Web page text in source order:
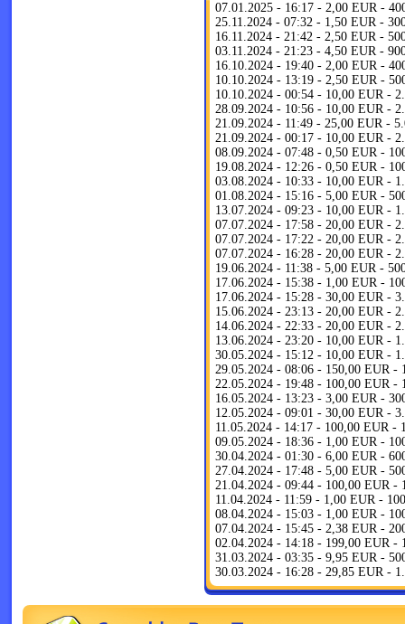
07.01.2025 - 16:17 - 2,00 EUR -
25.11.2024 - 07:32 - 1,50 EUR -
16.11.2024 - 21:42 - 2,50 EUR -
03.11.2024 - 21:23 - 4,50 EUR -
16.10.2024 - 19:40 - 2,00 EUR -
10.10.2024 - 13:19 - 2,50 EUR -
10.10.2024 - 00:54 - 10,00 EUR -
28.09.2024 - 10:56 - 10,00 EUR -
21.09.2024 - 11:49 - 25,00 EUR -
21.09.2024 - 00:17 - 10,00 EUR -
08.09.2024 - 07:48 - 0,50 EUR -
19.08.2024 - 12:26 - 0,50 EUR -
03.08.2024 - 10:33 - 10,00 EUR -
01.08.2024 - 15:16 - 5,00 EUR -
13.07.2024 - 09:23 - 10,00 EUR -
07.07.2024 - 17:58 - 20,00 EUR -
07.07.2024 - 17:22 - 20,00 EUR -
07.07.2024 - 16:28 - 20,00 EUR -
19.06.2024 - 11:38 - 5,00 EUR -
17.06.2024 - 15:38 - 1,00 EUR -
17.06.2024 - 15:28 - 30,00 EUR -
15.06.2024 - 23:13 - 20,00 EUR -
14.06.2024 - 22:33 - 20,00 EUR -
13.06.2024 - 23:20 - 10,00 EUR -
30.05.2024 - 15:12 - 10,00 EUR -
29.05.2024 - 08:06 - 150,00 EUR -
22.05.2024 - 19:48 - 100,00 EUR -
16.05.2024 - 13:23 - 3,00 EUR -
12.05.2024 - 09:01 - 30,00 EUR -
11.05.2024 - 14:17 - 100,00 EUR -
09.05.2024 - 18:36 - 1,00 EUR -
30.04.2024 - 01:30 - 6,00 EUR -
27.04.2024 - 17:48 - 5,00 EUR -
21.04.2024 - 09:44 - 100,00 EUR -
11.04.2024 - 11:59 - 1,00 EUR -
08.04.2024 - 15:03 - 1,00 EUR -
07.04.2024 - 15:45 - 2,38 EUR -
02.04.2024 - 14:18 - 199,00 EUR -
31.03.2024 - 03:35 - 9,95 EUR -
30.03.2024 - 16:28 - 29,85 EUR -